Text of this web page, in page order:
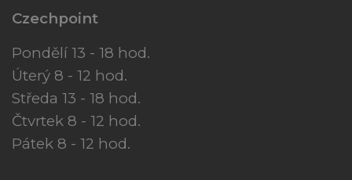
Czechpoint
Pondělí 13 - 18 hod.
Úterý 8 - 12 hod.
Středa 13 - 18 hod.
Čtvrtek 8 - 12 hod.
Pátek 8 - 12 hod.